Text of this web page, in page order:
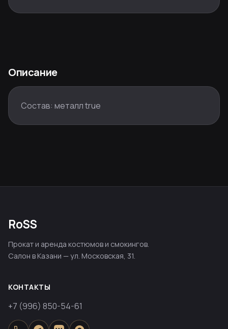
Описание
Состав: металл true
RoSS
Прокат и аренда костюмов и смокингов.
Салон в Казани — ул. Московская, 31.
КОНТАКТЫ
+7 (996) 850-54-61